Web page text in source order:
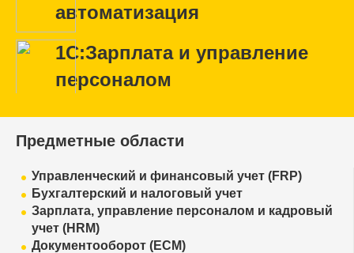
автоматизация
1С:Зарплата и управление
персоналом
Предметные области
Управленческий и финансовый учет (FRP)
Бухгалтерский и налоговый учет
Зарплата, управление персоналом и кадровый
учет (HRM)
Документооборот (ECM)